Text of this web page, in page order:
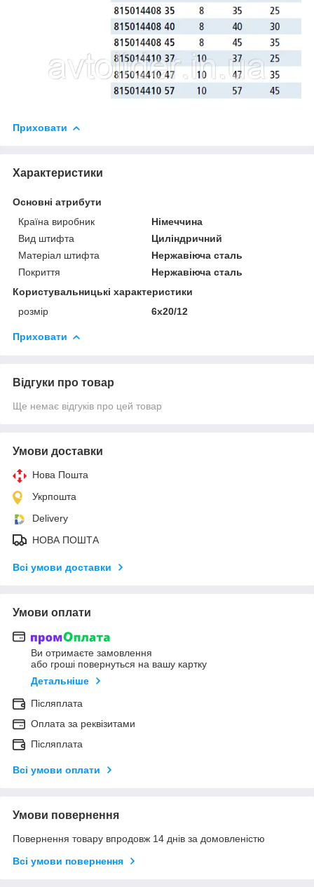
Приховати
Характеристики
Основні атрибути
Країна виробник
Німеччина
Вид штифта
Циліндричний
Матеріал штифта
Нержавіюча сталь
Покриття
Нержавіюча сталь
Користувальницькі характеристики
розмір
6х20/12
Приховати
Відгуки про товар
Ще немає відгуків про цей товар
Умови доставки
Нова Пошта
Укрпошта
Delivery
НОВА ПОШТА
Всі умови доставки
Умови оплати
Ви отримаєте замовлення
або гроші повернуться на вашу картку
Детальніше
Післяплата
Оплата за реквізитами
Післяплата
Всі умови оплати
Умови повернення
Повернення товару впродовж 14 днів за домовленістю
Всі умови повернення